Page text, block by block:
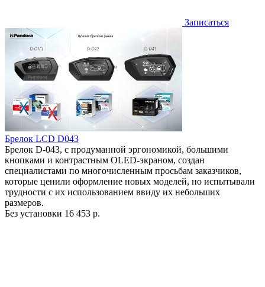
Записаться
Брелок LCD D043
Брелок D-043, с продуманной эргономикой, большими
кнопками и контрастным OLED-экраном, создан
специалистами по многочисленным просьбам заказчиков,
которые ценили оформление новых моделей, но испытывали
трудности с их использованием ввиду их небольших
размеров.
Без установки 16 453 р.